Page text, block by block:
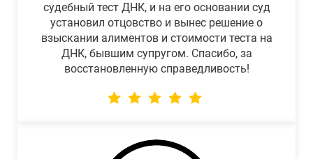
судебный тест ДНК, и на его основании суд
установил отцовство и вынес решение о
взыскании алиментов и стоимости теста на
ДНК, бывшим супругом. Спасибо, за
восстановленную справедливость!